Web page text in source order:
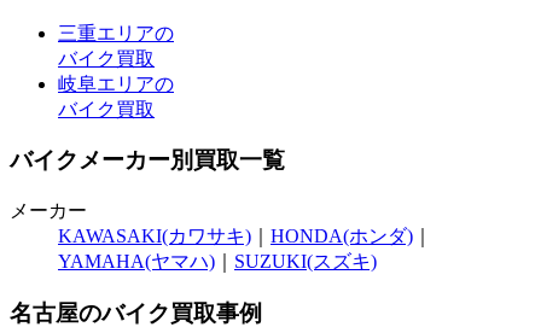
三重エリアの
バイク買取
岐阜エリアの
バイク買取
バイクメーカー別買取一覧
メーカー
KAWASAKI(カワサキ)
HONDA(ホンダ)
YAMAHA(ヤマハ)
SUZUKI(スズキ)
名古屋のバイク買取事例